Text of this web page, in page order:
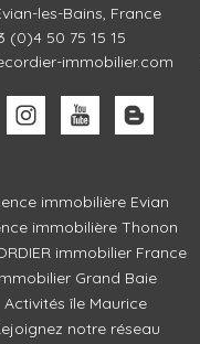
les-Bains, France
(0)4 50 75 15 15
immobilier.com
immobilière Evian
immobilière Thonon
immobilier France
Grand Baie
Activités île Maurice
notre réseau